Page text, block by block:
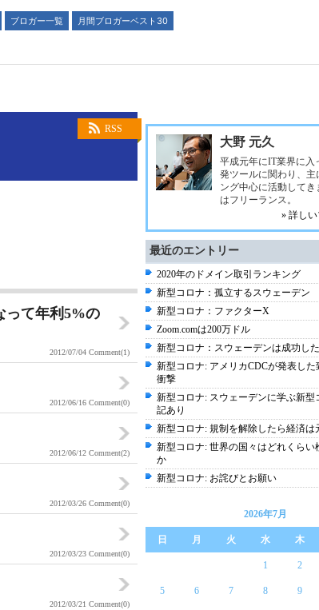
ブロガー一覧
月間ブロガーベスト30
RSS
って年利5%の
2012/07/04 Comment(1)
2012/06/16 Comment(0)
2012/06/12 Comment(2)
2012/03/26 Comment(0)
2012/03/23 Comment(0)
2012/03/21 Comment(0)
大野 元久
平成元年にIT業界に入
発ツールに関わり、主
ング中心に活動してき
はフリーランス。
» 詳し
最近のエントリー
2020年のドメイン取引ランキング
新型コロナ：孤立するスウェーデン
新型コロナ：ファクターX
Zoom.comは200万ドル
新型コロナ：スウェーデンは成功し
新型コロナ: アメリカCDCが発表した
衝撃
新型コロナ: スウェーデンに学ぶ新
記あり
新型コロナ: 規制を解除したら経済は
新型コロナ: 世界の国々はどれくらい
か
新型コロナ: お詫びとお願い
2026年7月
日 月 火 水 木
1 2
5 6 7 8 9